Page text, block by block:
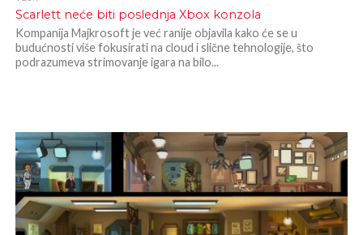
Scarlett neće biti poslednja Xbox konzola
Kompanija Majkrosoft je već ranije objavila kako će se u
budućnosti više fokusirati na cloud i slične tehnologije, što
podrazumeva strimovanje igara na bilo...